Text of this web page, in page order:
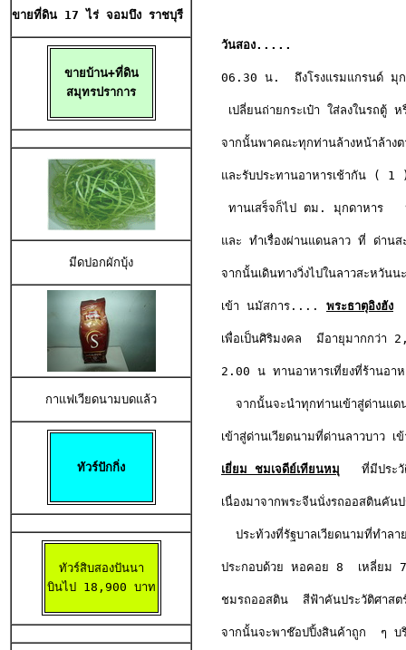
ขายที่ดิน 17 ไร่ จอมบึง ราชบุรี
ขายบ้าน+ที่ดิน
สมุทรปราการ
มีดปอกผักบุ้ง
กาแฟเวียดนามบดแล้ว
ทัวร์ปักกิ่ง
ทัวร์สิบสองปันนา
บินไป 18,900 บาท
วันสอง.....
06.30 น.  ถึงโรงแรมแกรนด์ มุก
เปลี่ยนถ่ายกระเป๋า ใส่ลงในรถ
จากนั้นพาคณะทุกท่านล้างหน้าล้าง
และรับประทานอาหารเช้ากัน (
ทานเสร็จก็ไป ตม. มุกดาหาร
และ ทำเรื่องผ่านแดนลาว ที่ ด่า
จากนั้นเดินทางวิ่งไปในลาวสะหวั
เข้า นมัสการ.... พระธาตุอิงฮัง
เพื่อเป็นศิริมงคล  มีอายุมากกว่า
2.00 น ทานอาหารเที่ยงที่ร้านอ
จากนั้นจะนำทุกท่านเข้าสู่ด่าน
เข้าสู่ด่านเวียดนามที่ด่านลาวบาว เ
เยี่ยม ชมเจดีย์เทียนหมุ ที่มีประวัติ
เนื่องมาจากพระจีนนั่งรถออสตินคัน
ประท้วงที่รัฐบาลเวียดนามที่ทำ
ประกอบด้วย หอคอย 8  เหลี่ยม
ชมรถออสติน  สีฟ้าคันประวัติศาสต
จากนั้นจะพาช๊อปปิ้งสินค้าถูก  ๆ